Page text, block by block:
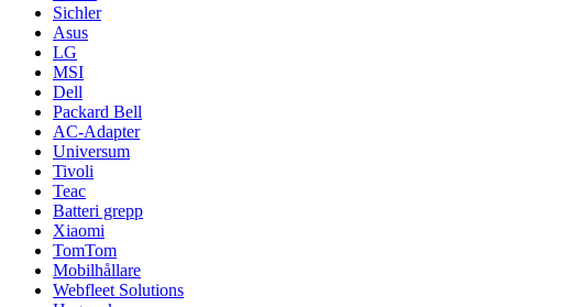
Sichler
Asus
LG
MSI
Dell
Packard Bell
AC-Adapter
Universum
Tivoli
Teac
Batteri grepp
Xiaomi
TomTom
Mobilhållare
Webfleet Solutions